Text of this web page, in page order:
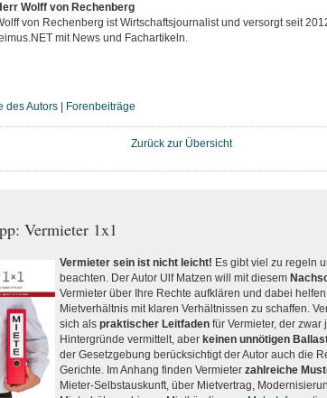
Wolff von Rechenberg
von Rechenberg ist Wirtschaftsjournalist und versorgt seit
mit News und Fachartikeln.
des Autors| Forenbeiträge
Zurück zur Übersicht
Vermieter 1x1
Vermieter sein ist nicht leicht! Es gibt viel zu regeln
beachten. Der Autor Ulf Matzen will mit diesem
Vermieter über Ihre Rechte aufklären und dabei
Mietverhältnis mit klaren Verhältnissen zu schaffen.
sich als praktischer Leitfadenfür Vermieter, der zwar
Hintergründe vermittelt, aber keinen unnötigen
der Gesetzgebung berücksichtigt der Autor auch die
Gerichte. Im Anhang finden Vermieter zahlreiche
Mieter-Selbstauskunft, über Mietvertrag,